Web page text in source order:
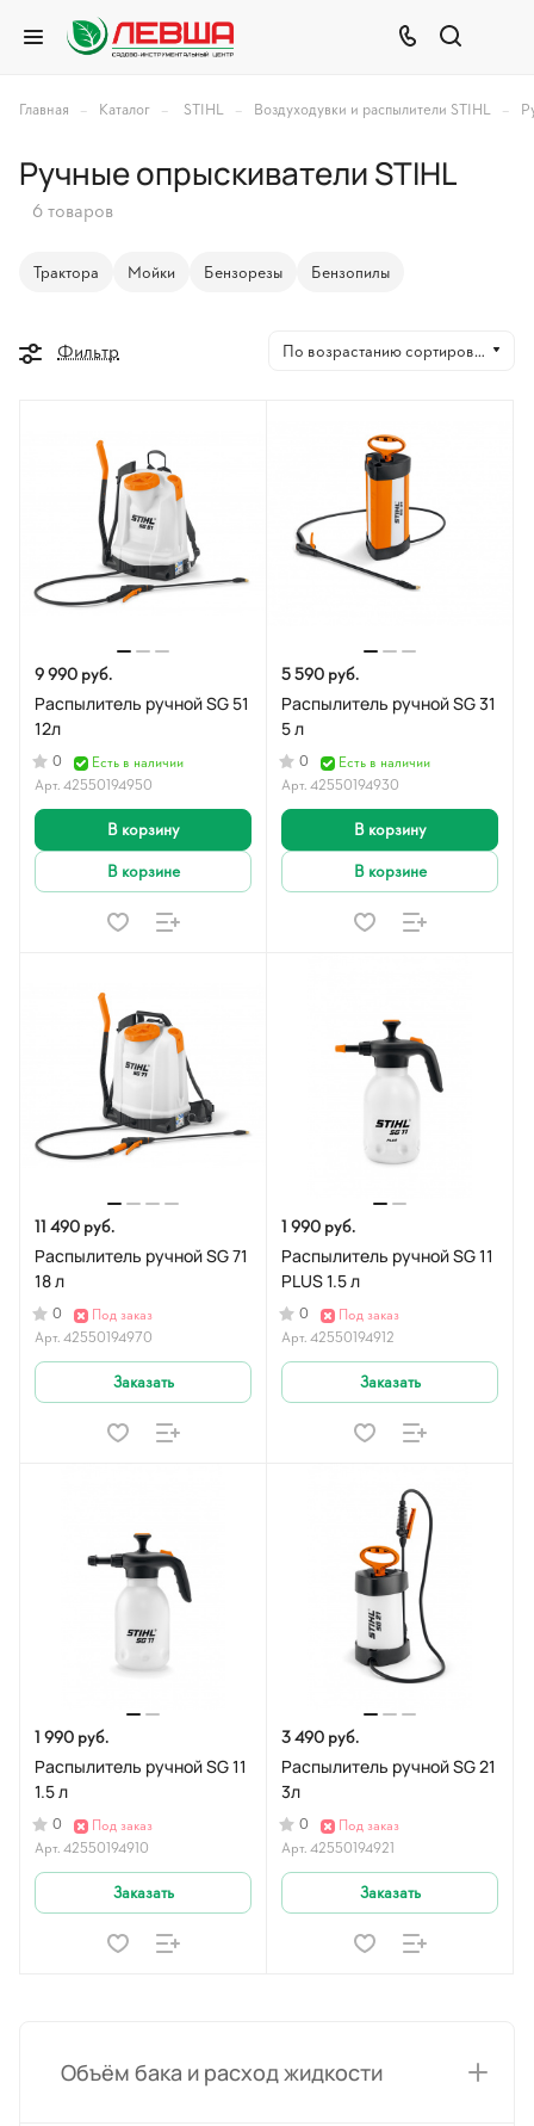
Главная – Каталог – STIHL – Воздуходувки и распылители STIHL –
Ручные опрыскиватели STIHL
6 товаров
Трактора Мойки Бензорезы Бензопилы
Фильтр По возрастанию сортировки
9 990 руб.
Распылитель ручной SG 51
12л
0
Есть в наличии
Арт.42550194950
В корзину
В корзине
5 590 руб.
Распылитель ручной SG 31
5 л
0
Есть в наличии
Арт.42550194930
В корзину
В корзине
11 490 руб.
Распылитель ручной SG 71
18 л
0
Под заказ
Арт.42550194970
Заказать
1 990 руб.
Распылитель ручной SG 11
PLUS 1.5 л
0
Под заказ
Арт.42550194912
Заказать
1 990 руб.
Распылитель ручной SG 11
1.5 л
0
Под заказ
Арт.42550194910
Заказать
3 490 руб.
Распылитель ручной SG 21
3л
0
Под заказ
Арт.42550194921
Заказать
Объём бака и расход жидкости